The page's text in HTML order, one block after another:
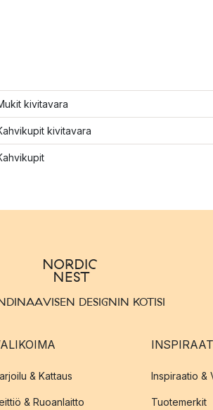
kivitavara
kivitavara
DESIGNIN KOTISI
& Kattaus
& Ruoanlaitto
Inspiraatio &
Tuotemerkit